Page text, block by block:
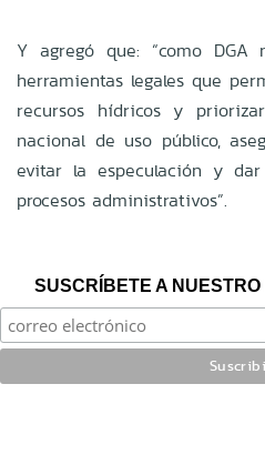
Y agregó que: “como
herramientas legales que
recursos hídricos y
nacional de uso público,
evitar la especulación y
procesos administrativos”.
SUSCRÍBETE A